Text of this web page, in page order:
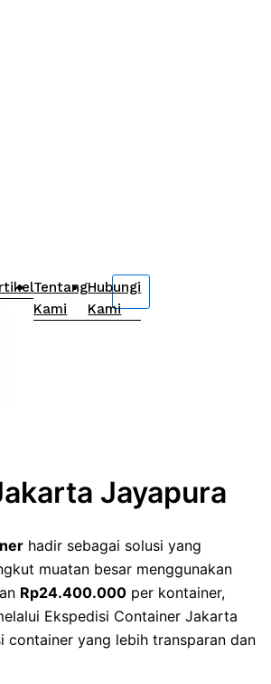
Tentang
Kami
Hubungi
Kami
Jayapura
hadir sebagai solusi yang
muatan besar menggunakan
Rp24.400.000 per kontainer,
Ekspedisi Container Jakarta
container yang lebih transparan dan